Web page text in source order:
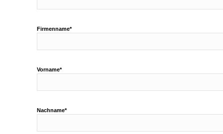
Firmenname*
Vorname*
Nachname*